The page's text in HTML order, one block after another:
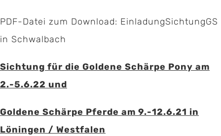
PDF-Datei zum Download: EinladungSichtungGS
in Schwalbach
Sichtung für die Goldene Schärpe Pony am
2.-5.6.22 und
Goldene Schärpe Pferde am 9.-12.6.21 in
Löningen / Westfalen